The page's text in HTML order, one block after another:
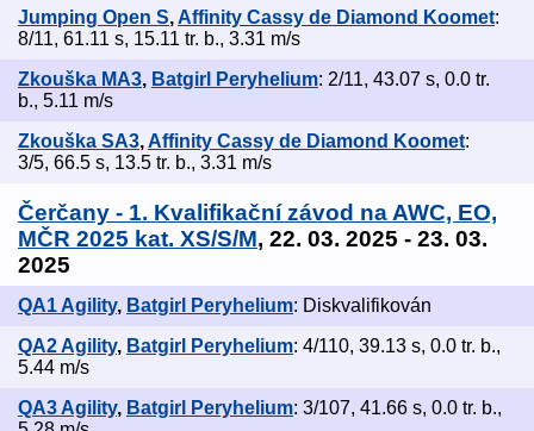
Jumping Open S,Affinity Cassy de Diamond Koomet:
8/11, 61.11 s, 15.11 tr. b., 3.31 m/s
Zkouška MA3, Batgirl Peryhelium: 2/11, 43.07 s, 0.0 tr.
b., 5.11 m/s
Zkouška SA3,Affinity Cassy de Diamond Koomet:
3/5, 66.5 s, 13.5 tr. b., 3.31 m/s
Čerčany - 1. Kvalifikační závod na AWC, EO,
MČR 2025 kat. XS/S/M, 22. 03. 2025 - 23. 03.
2025
QA1 Agility, Batgirl Peryhelium: Diskvalifikován
QA2 Agility, Batgirl Peryhelium: 4/110, 39.13 s, 0.0 tr. b.,
5.44 m/s
QA3 Agility, Batgirl Peryhelium: 3/107, 41.66 s, 0.0 tr. b.,